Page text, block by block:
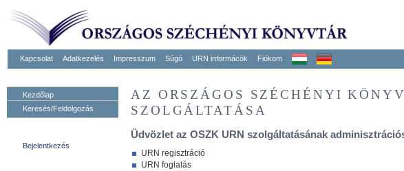
Kapcsolat Adatkezelés Impresszum Súgó URN informácók Fiókom
Kezdőlap
Keresés/Feldolgozás
Bejelentkezés
AZ ORSZÁGOS SZÉCHÉNYI
SZOLGÁLTATÁSA
Üdvözlet az OSZK URN szolgáltatásának
URN regisztráció
URN foglalás